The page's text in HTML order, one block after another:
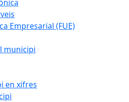
Empresarial (FUE)
municipi
en xifres